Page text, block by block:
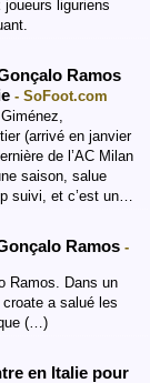
joueurs liguriens
Ramos
- SoFoot.com
(arrivé en janvier
de l’AC Milan
saison, salue
suivi, et c’est un…
Ramos -
Ramos. Dans un
a salué les
(…)
en Italie pour